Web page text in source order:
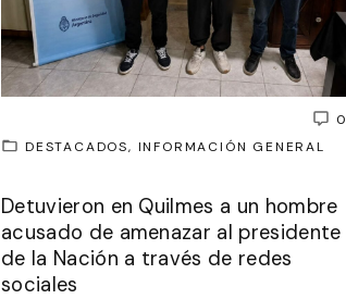
0
DESTACADOS
INFORMACIÓN GENERAL
Detuvieron en Quilmes a un hombre
acusado de amenazar al presidente
de la Nación a través de redes
sociales